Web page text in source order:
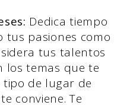
Dedica tiempo
pasiones como
tus talentos
los temas que te
de lugar de
conviene. Te